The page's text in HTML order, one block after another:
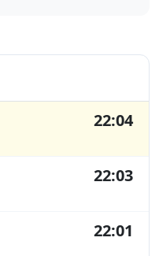
22:04
22:03
22:01